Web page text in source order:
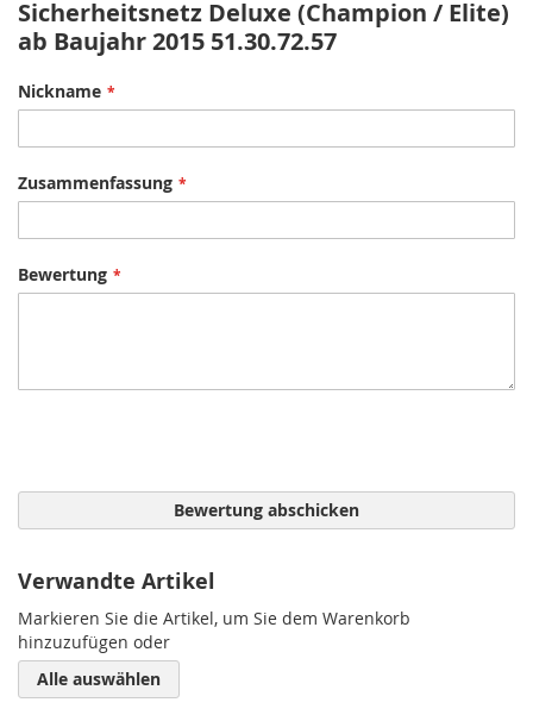
Sicherheitsnetz Deluxe (Champion / Elite)
ab Baujahr 2015 51.30.72.57
Nickname
Zusammenfassung
Bewertung
Bewertung abschicken
Verwandte Artikel
Markieren Sie die Artikel, um Sie dem Warenkorb
hinzuzufügen oder
Alle auswählen